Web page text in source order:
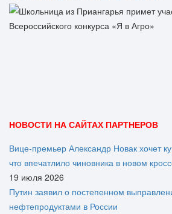
НОВОСТИ НА САЙТАХ ПАРТНЕРОВ
Вице‑премьер Александр Новак хочет
что впечатлило чиновника в новом
19 июля 2026
Путин заявил о постепенном
нефтепродуктами в России